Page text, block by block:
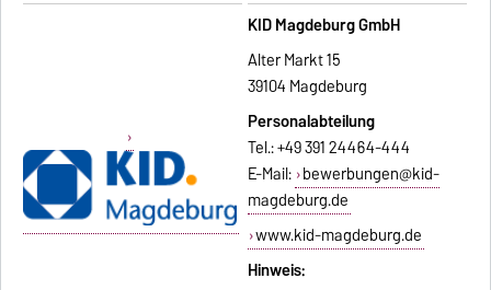
KID Magdeburg GmbH
Alter Markt 15
39104 Magdeburg
Personalabteilung
Tel.: +49 391 24464-444
E-Mail: bewerbungen@kid-
magdeburg.de
www.kid-magdeburg.de
Hinweis: